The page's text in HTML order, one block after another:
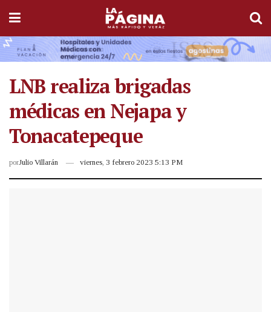
LNB realiza brigadas
médicas en Nejapa y
Tonacatepeque
porJulio Villarán viernes, 3 febrero 2023 5:13 PM